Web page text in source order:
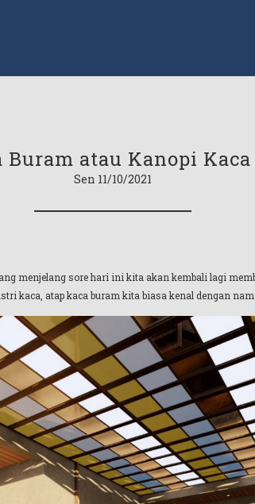
Buram atau Kanopi
Sen 11/10/2021
menjelang sore hari ini kita akan kembali lagi
kaca, atap kaca buram kita biasa kenal dengan